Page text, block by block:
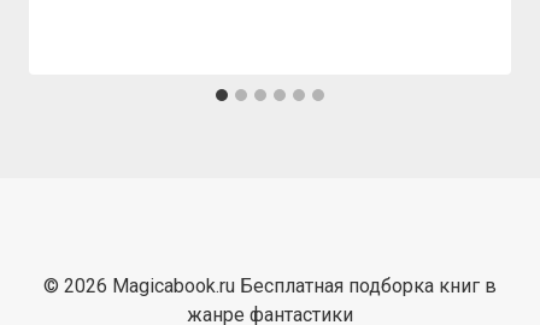
© 2026 Magicabook.ru Бесплатная подборка книг в
жанре фантастики